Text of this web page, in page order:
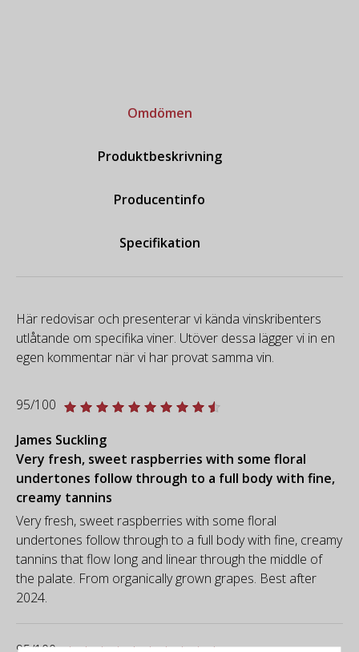
Omdömen
Produktbeskrivning
Producentinfo
Specifikation
Här redovisar och presenterar vi kända vinskribenters
utlåtande om specifika viner. Utöver dessa lägger vi in en
egen kommentar när vi har provat samma vin.
95/100
James Suckling
Very fresh, sweet raspberries with some floral
undertones follow through to a full body with fine,
creamy tannins
Very fresh, sweet raspberries with some floral
undertones follow through to a full body with fine, creamy
tannins that flow long and linear through the middle of
the palate. From organically grown grapes. Best after
2024.